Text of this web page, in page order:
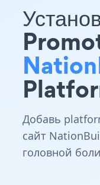
Добавь
сайт
головной боли